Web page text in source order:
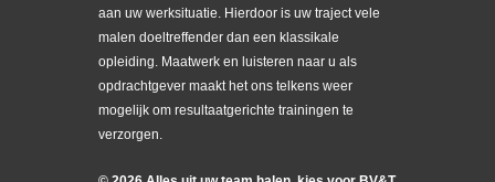
aan uw werksituatie. Hierdoor is uw traject vele
malen doeltreffender dan een klassikale
opleiding. Maatwerk en luisteren naar u als
opdrachtgever maakt het ons telkens weer
mogelijk om resultaatgerichte trainingen te
verzorgen.